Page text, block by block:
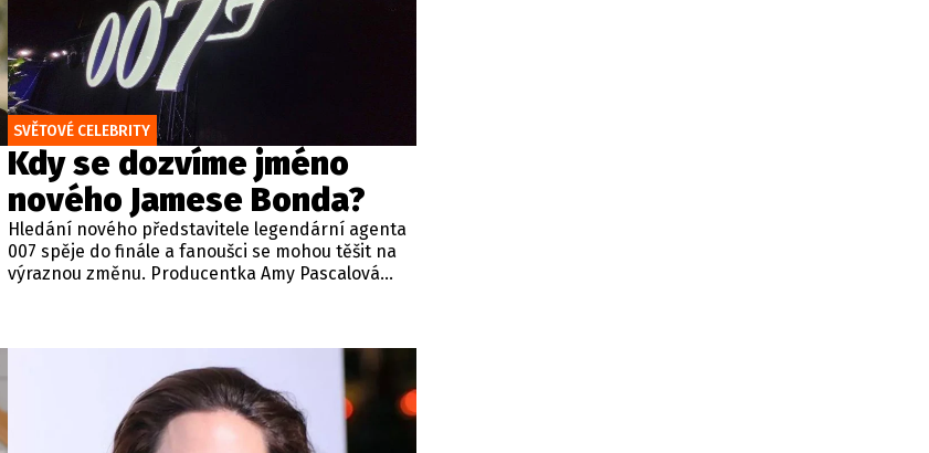
SVĚTOVÉ CELEBRITY
Kdy se dozvíme jméno
nového Jamese Bonda?
Hledání nového představitele legendární agenta
007 spěje do finále a fanoušci se mohou těšit na
výraznou změnu. Producentka Amy Pascalová